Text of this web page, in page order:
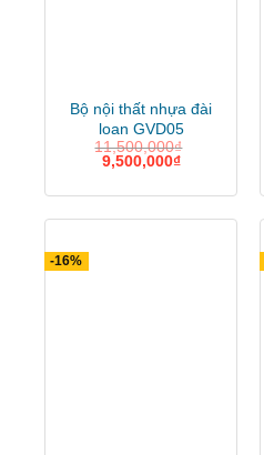
Bộ nội thất nhựa đài
loan GVD05
11,500,000₫
9,500,000₫
-16%